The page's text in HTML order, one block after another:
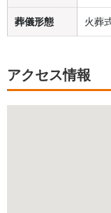
葬儀形態 火葬
アクセス情報